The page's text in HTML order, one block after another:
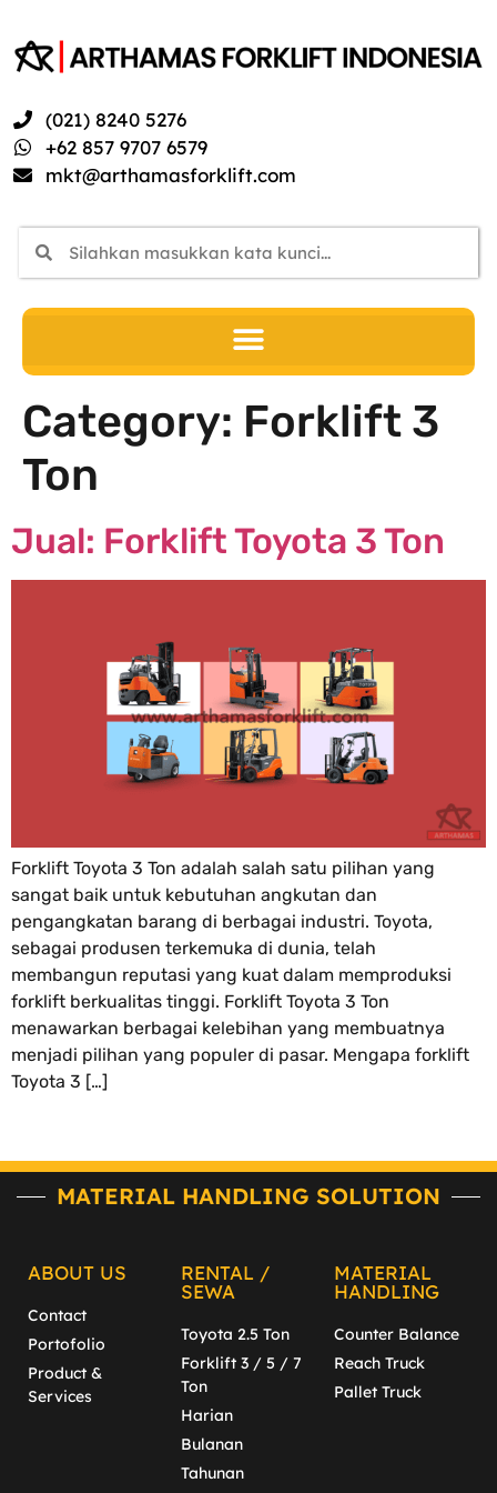
(021) 8240 5276
+62 857 9707 6579
mkt@arthamasforklift.com
Category: Forklift 3
Ton
Jual: Forklift Toyota 3 Ton
Forklift Toyota 3 Ton adalah salah satu pilihan yang
sangat baik untuk kebutuhan angkutan dan
pengangkatan barang di berbagai industri. Toyota,
sebagai produsen terkemuka di dunia, telah
membangun reputasi yang kuat dalam memproduksi
forklift berkualitas tinggi. Forklift Toyota 3 Ton
menawarkan berbagai kelebihan yang membuatnya
menjadi pilihan yang populer di pasar. Mengapa forklift
Toyota 3 […]
MATERIAL HANDLING SOLUTION
ABOUT US
Contact
Portofolio
Product &
Services
RENTAL /
SEWA
Toyota 2.5 Ton
Forklift 3 / 5 / 7
Ton
Harian
Bulanan
Tahunan
MATERIAL
HANDLING
Counter Balance
Reach Truck
Pallet Truck